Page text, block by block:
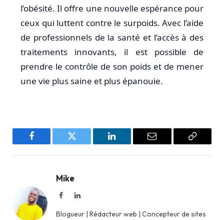
l’obésité. Il offre une nouvelle espérance pour
ceux qui luttent contre le surpoids. Avec l’aide
de professionnels de la santé et l’accès à des
traitements innovants, il est possible de
prendre le contrôle de son poids et de mener
une vie plus saine et plus épanouie.
Facebook Twitter LinkedIn Email
Copy
Mike
FacebookLinkedIn
Blogueur | Rédacteur web | Concepteur de sites